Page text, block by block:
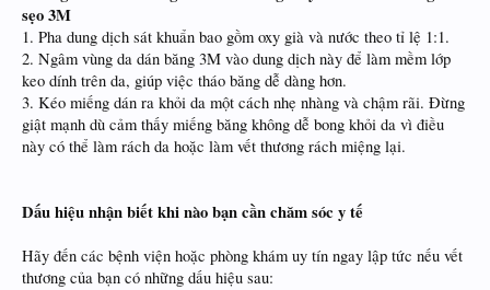
sẹo 3M
1. Pha dung dịch sát khuẩn bao gồm oxy già và nước theo tỉ lệ 1:1.
2. Ngâm vùng da dán băng 3M vào dung dịch này để làm mềm lớp
keo dính trên da, giúp việc tháo băng dễ dàng hơn.
3. Kéo miếng dán ra khỏi da một cách nhẹ nhàng và chậm rãi. Đừng
giật mạnh dù cảm thấy miếng băng không dễ bong khỏi da vì điều
này có thể làm rách da hoặc làm vết thương rách miệng lại.
Dấu hiệu nhận biết khi nào bạn cần chăm sóc y tế
Hãy đến các bệnh viện hoặc phòng khám uy tín ngay lập tức nếu vết
thương của bạn có những dấu hiệu sau: